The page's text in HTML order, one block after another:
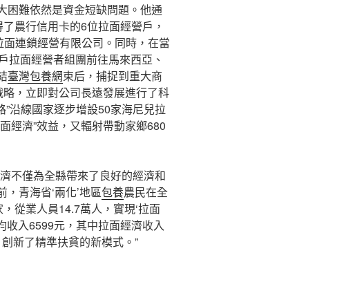
困難依然是資金短缺問題。他通
農行信用卡的6位拉面經營戶，
連鎖經營有限公司。同時，在當
拉面經營者組團前往馬來西亞、
臺灣包養網束后，捕捉到重大商
，立即對公司長遠發展進行了科
沿線國家逐步增設50家海尼兒拉
經濟”效益，又輻射帶動家鄉680
不僅為全縣帶來了良好的經濟和
青海省‘兩化’地區包養農民在全
從業人員14.7萬人，實現‘拉面
收入6599元，其中拉面經濟收入
新了精準扶貧的新模式。”